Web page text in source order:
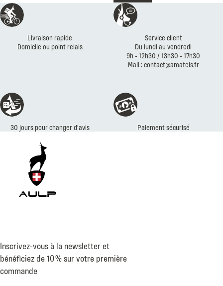
Réassurances
Livraison rapide
Domicile ou point relais
Service client
Du lundi au vendredi
9h - 12h30 / 13h30 - 17h30
Mail : contact@amateis.fr
30 jours pour changer d’avis Paiement sécurisé
Inscrivez-vous à la newsletter et
bénéficiez de 10 % sur votre première
commande